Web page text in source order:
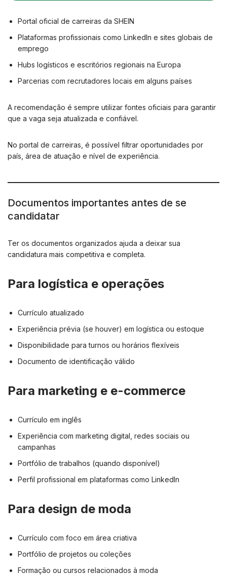
Portal oficial de carreiras da SHEIN
Plataformas profissionais como LinkedIn e sites globais de
emprego
Hubs logísticos e escritórios regionais na Europa
Parcerias com recrutadores locais em alguns países
A recomendação é sempre utilizar fontes oficiais para garantir
que a vaga seja atualizada e confiável.
No portal de carreiras, é possível filtrar oportunidades por
país, área de atuação e nível de experiência.
Documentos importantes antes de se
candidatar
Ter os documentos organizados ajuda a deixar sua
candidatura mais competitiva e completa.
Para logística e operações
Currículo atualizado
Experiência prévia (se houver) em logística ou estoque
Disponibilidade para turnos ou horários flexíveis
Documento de identificação válido
Para marketing e e-commerce
Currículo em inglês
Experiência com marketing digital, redes sociais ou
campanhas
Portfólio de trabalhos (quando disponível)
Perfil profissional em plataformas como LinkedIn
Para design de moda
Currículo com foco em área criativa
Portfólio de projetos ou coleções
Formação ou cursos relacionados à moda